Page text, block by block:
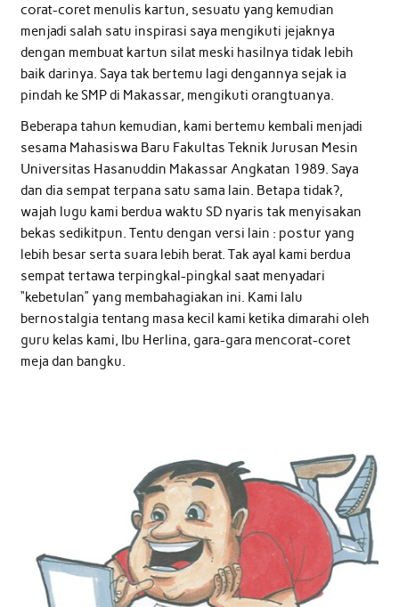
corat-coret menulis kartun, sesuatu yang kemudian
menjadi salah satu inspirasi saya mengikuti jejaknya
dengan membuat kartun silat meski hasilnya tidak lebih
baik darinya. Saya tak bertemu lagi dengannya sejak ia
pindah ke SMP di Makassar, mengikuti orangtuanya.
Beberapa tahun kemudian, kami bertemu kembali menjadi
sesama Mahasiswa Baru Fakultas Teknik Jurusan Mesin
Universitas Hasanuddin Makassar Angkatan 1989. Saya
dan dia sempat terpana satu sama lain. Betapa tidak?,
wajah lugu kami berdua waktu SD nyaris tak menyisakan
bekas sedikitpun. Tentu dengan versi lain : postur yang
lebih besar serta suara lebih berat. Tak ayal kami berdua
sempat tertawa terpingkal-pingkal saat menyadari
“kebetulan” yang membahagiakan ini. Kami lalu
bernostalgia tentang masa kecil kami ketika dimarahi oleh
guru kelas kami, Ibu Herlina, gara-gara mencorat-coret
meja dan bangku.